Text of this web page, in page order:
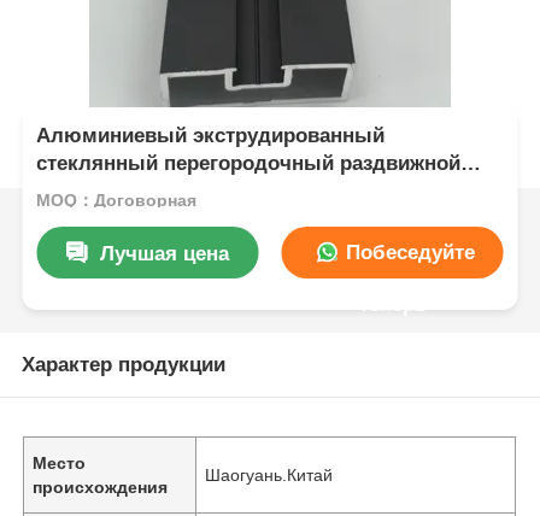
Алюминиевый экструдированный
стеклянный перегородочный раздвижной
профиль, ультратонкий профиль стеклянной
MOQ：Договорная
Лучшая цена Побеседуйте
Характер продукции
Место
происхождения
Шаогуань.Китай